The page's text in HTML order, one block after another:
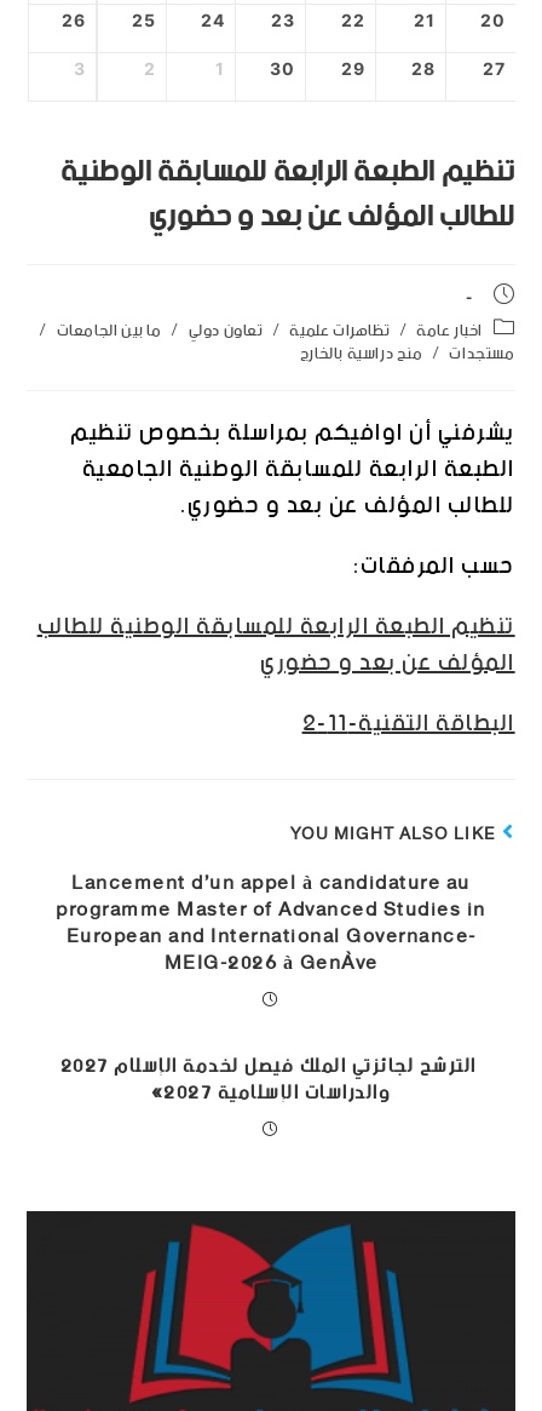
20
21
22
23
24
25
26
27
28
29
30
1
2
3
تنظيم الطبعة الرابعة للمسابقة الوطنية
للطالب المؤلف عن بعد و حضوري
اخبار عامة / تظاهرات علمية / تعاون دولي / ما بين الجامعات /
مستجدات / منح دراسية بالخارج
يشرفني أن اوافيكم بمراسلة بخصوص تنظيم
الطبعة الرابعة للمسابقة الوطنية الجامعية
للطالب المؤلف عن بعد و حضوري.
حسب المرفقات:
تنظيم الطبعة الرابعة للمسابقة الوطنية للطالب
المؤلف عن بعد و حضوري
البطاقة التقنية-11-2
YOU MIGHT ALSO LIKE
Lancement d’un appel à candidature au
programme Master of Advanced Studies in
European and International Governance-
MEIG-2026 à Genève
الترشح لجائزتي الملك فيصل لخدمة الإسلام 2027
والدراسات الإسلامية 2027‎»